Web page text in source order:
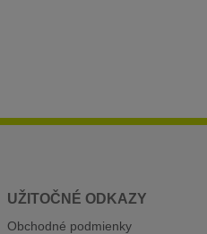
UŽITOČNÉ ODKAZY
Obchodné podmienky